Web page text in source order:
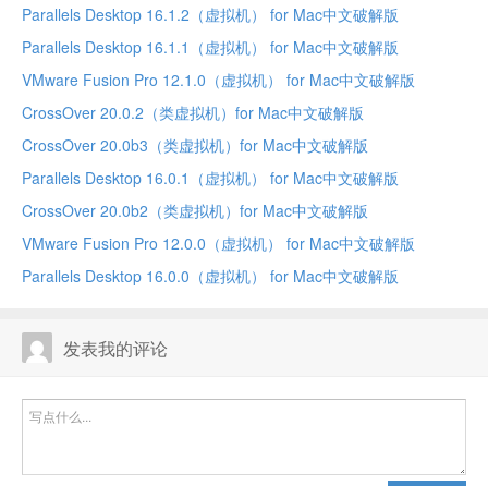
Parallels Desktop 16.1.2（虚拟机） for Mac中文破解版
Parallels Desktop 16.1.1（虚拟机） for Mac中文破解版
VMware Fusion Pro 12.1.0（虚拟机） for Mac中文破解版
CrossOver 20.0.2（类虚拟机）for Mac中文破解版
CrossOver 20.0b3（类虚拟机）for Mac中文破解版
Parallels Desktop 16.0.1（虚拟机） for Mac中文破解版
CrossOver 20.0b2（类虚拟机）for Mac中文破解版
VMware Fusion Pro 12.0.0（虚拟机） for Mac中文破解版
Parallels Desktop 16.0.0（虚拟机） for Mac中文破解版
发表我的评论